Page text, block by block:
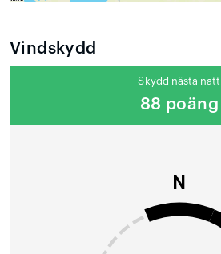
Vindskydd
Skydd nästa natt
88 poäng
N